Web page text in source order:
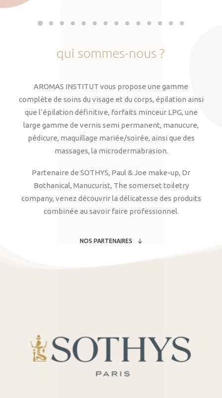
qui sommes-nous ?
AROMAS INSTITUT vous propose une gamme
complète de soins du visage et du corps, épilation ainsi
que l’épilation définitive, forfaits minceur LPG, une
large gamme de vernis semi permanent, manucure,
pédicure, maquillage mariée/soirée, ainsi que des
massages, la microdermabrasion.
Partenaire de SOTHYS, Paul & Joe make-up, Dr
Bothanical, Manucurist, The somerset toiletry
company, venez découvrir la délicatesse des produits
combinée au savoir faire professionnel.
NOS PARTENAIRES